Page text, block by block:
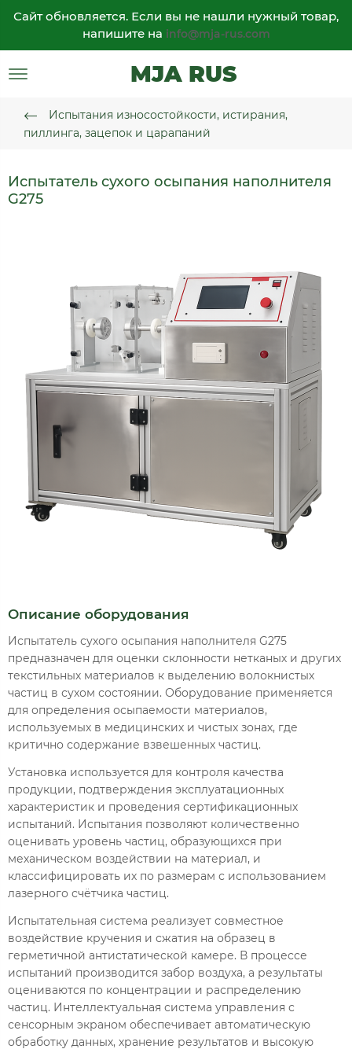
Сайт обновляется. Если вы не нашли нужный товар,
напишите на info@mja-rus.com
MJA RUS
Испытания износостойкости, истирания,
пиллинга, зацепок и царапаний
Испытатель сухого осыпания наполнителя
G275
Описание оборудования
Испытатель сухого осыпания наполнителя G275
предназначен для оценки склонности нетканых и других
текстильных материалов к выделению волокнистых
частиц в сухом состоянии. Оборудование применяется
для определения осыпаемости материалов,
используемых в медицинских и чистых зонах, где
критично содержание взвешенных частиц.
Установка используется для контроля качества
продукции, подтверждения эксплуатационных
характеристик и проведения сертификационных
испытаний. Испытания позволяют количественно
оценивать уровень частиц, образующихся при
механическом воздействии на материал, и
классифицировать их по размерам с использованием
лазерного счётчика частиц.
Испытательная система реализует совместное
воздействие кручения и сжатия на образец в
герметичной антистатической камере. В процессе
испытаний производится забор воздуха, а результаты
оцениваются по концентрации и распределению
частиц. Интеллектуальная система управления с
сенсорным экраном обеспечивает автоматическую
обработку данных, хранение результатов и высокую